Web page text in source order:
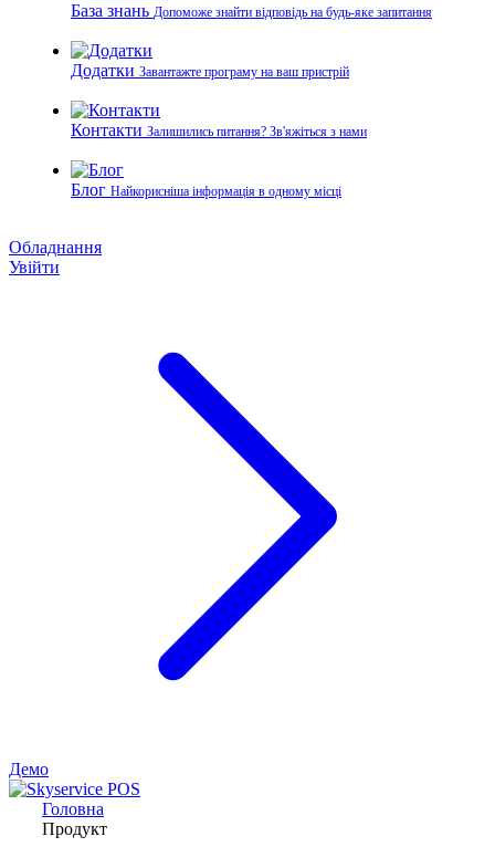
База знань Допоможе знайти відповідь на будь-яке запитання
Додатки Завантажте програму на ваш пристрій
Контакти Залишились питання? Зв'яжіться з нами
Блог Найкорисніша інформація в одному місці
Обладнання
Увійти
Демо
Головна
Продукт